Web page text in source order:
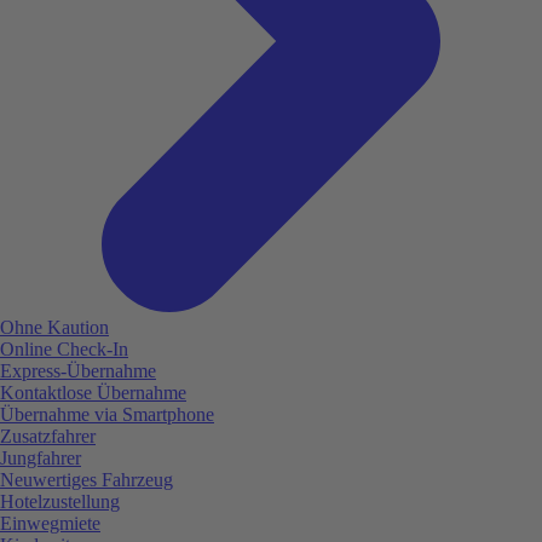
Ohne Kaution
Online Check-In
Express-Übernahme
Kontaktlose Übernahme
Übernahme via Smartphone
Zusatzfahrer
Jungfahrer
Neuwertiges Fahrzeug
Hotelzustellung
Einwegmiete